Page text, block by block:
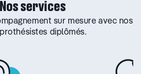
Nos services
sur mesure avec nos
diplômés.